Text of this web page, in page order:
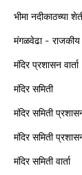
भीमा नदीकाठच्या
मंगळवेढा - राजकीय
मंदिर प्रशासन वार्ता
मंदिर समिती
मंदिर समिती
मंदिर समिती प्रशासन
मंदिर समिती वार्ता